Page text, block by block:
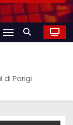
di Parigi